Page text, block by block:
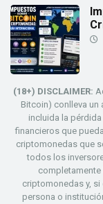
(18+) DISCLAIMER:
Bitcoin) conlleva un
incluida la
financieros que
criptomonedas que
todos los
criptomonedas y,
persona o